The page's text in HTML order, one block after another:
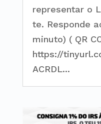
representar o
te. Responde
minuto) ( QR
https://
ACRDL...